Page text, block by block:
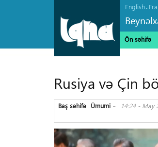
English.
Ön səhifə
Rusiya və Çin
Baş səhifə »
Ümumi 14:24 - May